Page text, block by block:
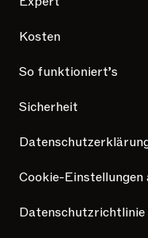
Kosten
So funktioniert’s
Sicherheit
Cookie-